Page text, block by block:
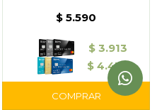
$ 5.590
$ 3.913
$ 4.472